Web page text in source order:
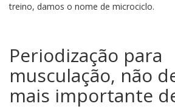
treino, damos o nome de microciclo.
Periodização para
musculação, não
mais importante